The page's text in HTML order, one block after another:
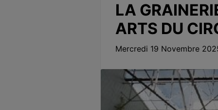
LA
ARTS DU
Mercredi 19 Novembre